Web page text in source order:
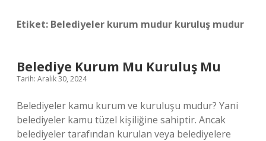
Etiket: Belediyeler kurum mudur kuruluş mudur
Belediye Kurum Mu Kuruluş Mu
Tarih: Aralık 30, 2024
Belediyeler kamu kurum ve kuruluşu mudur? Yani
belediyeler kamu tüzel kişiliğine sahiptir. Ancak
belediyeler tarafından kurulan veya belediyelere